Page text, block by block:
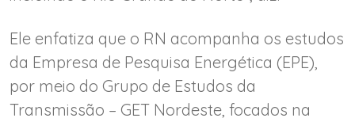
Ele enfatiza que o RN acompanha os estudos
da Empresa de Pesquisa Energética (EPE),
por meio do Grupo de Estudos da
Transmissão – GET Nordeste, focados na